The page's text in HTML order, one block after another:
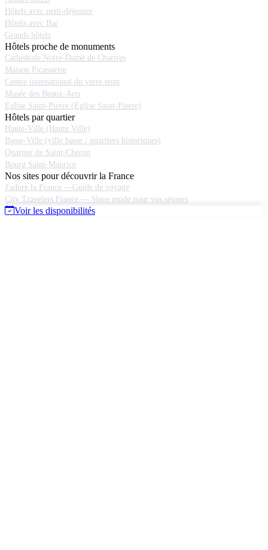
Hôtels avec petit-déjeuner
Hôtels avec Bar
Grands hôtels
Hôtels proche de monuments
Cathédrale Notre-Dame de Chartres
Maison Picassiette
Centre international du verre teint
Musée des Beaux-Arts
Église Saint-Pierre (Église Saint-Pierre)
Hôtels par quartier
Haute-Ville (Haute Ville)
Basse-Ville (ville basse / quartiers historiques)
Quartier de Saint-Chéron
Bourg Saint-Maurice
Nos sites pour découvrir la France
J'adore la France —Guide de voyage
City Travelers France — Votre guide pour vos séjours
Voir les disponibilités